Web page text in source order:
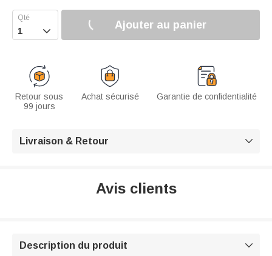
 Ajouter au panier
Retour sous
99 jours
Achat sécurisé Garantie de confidentialité
Livraison & Retour 
Avis clients
Description du produit 